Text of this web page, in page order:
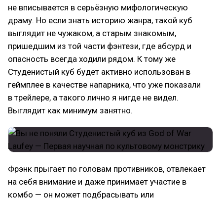
не вписывается в серьёзную мифологическую
драму. Но если знать историю жанра, такой куб
выглядит не чужаком, а старым знакомым,
пришедшим из той части фэнтези, где абсурд и
опасность всегда ходили рядом. К тому же
Студенистый куб будет активно использован в
геймплее в качестве напарника, что уже показали
в трейлере, а такого лично я нигде не видел.
Выглядит как минимум занятно.
Фрэнк прыгает по головам противников, отвлекает
на себя внимание и даже принимает участие в
комбо — он может подбрасывать или